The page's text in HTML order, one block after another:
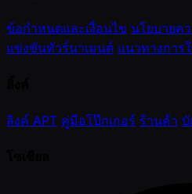
ข้อกำหนดและเงื่อนไข นโยบายค
แข่งขันทัวร์นาเมนต์ แนวทางการ
ลิงค์ APT คู่มือโป๊กเกอร์ ร้านค้า